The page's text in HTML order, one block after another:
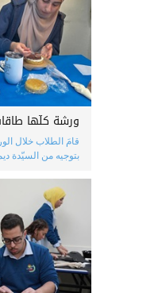
قامَ الطلاب خلال
بتوجيه من السيّدة